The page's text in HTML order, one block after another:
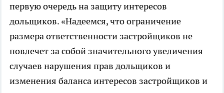
первую очередь на защиту интересов
дольщиков. «Надеемся, что ограничение
размера ответственности застройщиков не
повлечет за собой значительного увеличения
случаев нарушения прав дольщиков и
изменения баланса интересов застройщиков и